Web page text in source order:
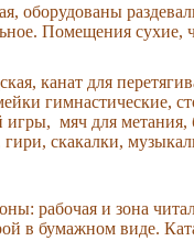
оборудованы
Помещения сухие,
канат для
гимнастические,
мяч для метания,
гири, скакалки,
рабочая и зона
в бумажном виде.